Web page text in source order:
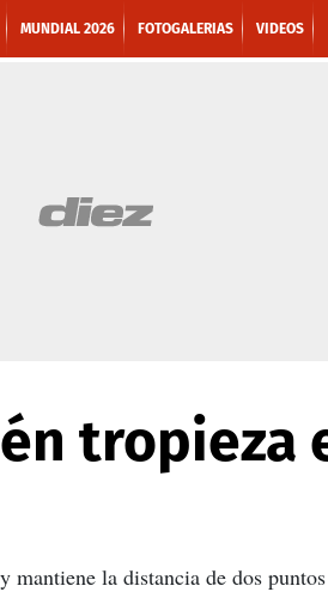
MUNDIAL 2026 FOTOGALERIAS VIDEOS
tropieza
la distancia de dos